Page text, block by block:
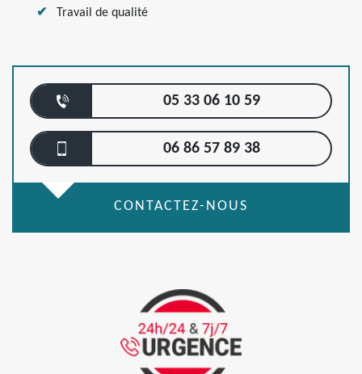
Travail de qualité
05 33 06 10 59
06 86 57 89 38
CONTACTEZ-NOUS